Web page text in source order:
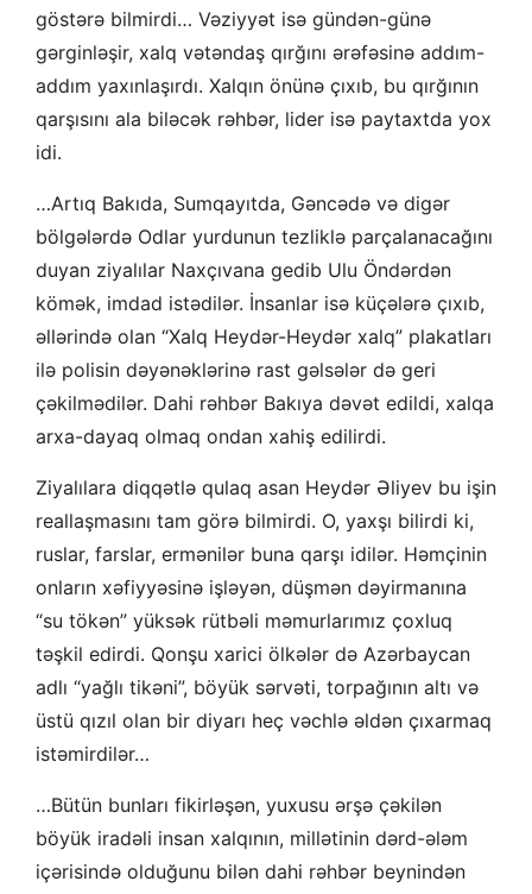
göstərə bilmirdi… Vəziyyət isə gündən-günə
gərginləşir, xalq vətəndaş qırğını ərəfəsinə addım-
addım yaxınlaşırdı. Xalqın önünə çıxıb, bu qırğının
qarşısını ala biləcək rəhbər, lider isə paytaxtda yox
idi.
…Artıq Bakıda, Sumqayıtda, Gəncədə və digər
bölgələrdə Odlar yurdunun tezliklə parçalanacağını
duyan ziyalılar Naxçıvana gedib Ulu Öndərdən
kömək, imdad istədilər. İnsanlar isə küçələrə çıxıb,
əllərində olan “Xalq Heydər-Heydər xalq” plakatları
ilə polisin dəyənəklərinə rast gəlsələr də geri
çəkilmədilər. Dahi rəhbər Bakıya dəvət edildi, xalqa
arxa-dayaq olmaq ondan xahiş edilirdi.
Ziyalılara diqqətlə qulaq asan Heydər Əliyev bu işin
reallaşmasını tam görə bilmirdi. O, yaxşı bilirdi ki,
ruslar, farslar, ermənilər buna qarşı idilər. Həmçinin
onların xəfiyyəsinə işləyən, düşmən dəyirmanına
“su tökən” yüksək rütbəli məmurlarımız çoxluq
təşkil edirdi. Qonşu xarici ölkələr də Azərbaycan
adlı “yağlı tikəni”, böyük sərvəti, torpağının altı və
üstü qızıl olan bir diyarı heç vəchlə əldən çıxarmaq
istəmirdilər…
…Bütün bunları fikirləşən, yuxusu ərşə çəkilən
böyük iradəli insan xalqının, millətinin dərd-ələm
içərisində olduğunu bilən dahi rəhbər beynindən